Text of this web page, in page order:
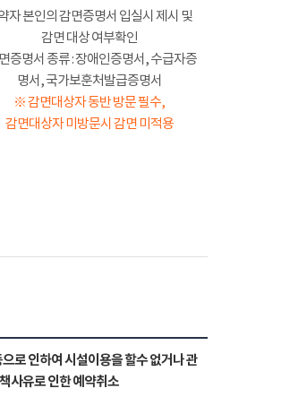
자 본인의 감면증명서 입실시 제시 및
감면 대상 여부확인
증명서 종류 : 장애인증명서, 수급자증
명서, 국가보훈처발급증명서
※ 감면대상자 동반 방문 필수,
감면대상자 미방문시 감면 미적용
로 인하여 시설이용을 할수 없거나 관
사유로 인한 예약취소